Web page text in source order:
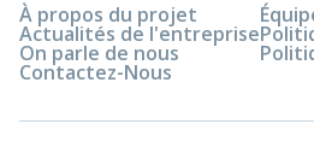
À propos du projet
Actualités de l'entreprise
On parle de nous
Contactez-Nous